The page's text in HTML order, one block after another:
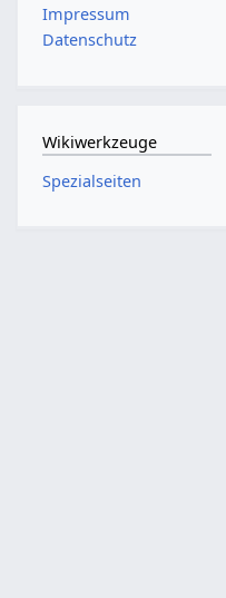
Impressum
Datenschutz
Wikiwerkzeuge
Spezialseiten